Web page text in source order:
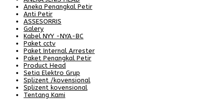
Aneka Penangkal Petir
Anti Petir
ASSESORRIS
Galery
Kabel NYY -NYA-BC
Paket cctv
Paket Internal Arrester
Paket Penangkal Petir
Product Head
Setia Elektro Grup
Splizent /kovensional
Splizent kovensional
Tentang Kami